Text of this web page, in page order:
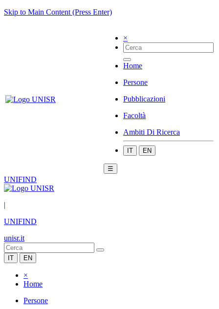
Skip to Main Content (Press Enter)
×
Home
Persone
Pubblicazioni
Facoltà
Ambiti Di Ricerca
IT EN
☰
UNIFIND
|
UNIFIND
unisr.it
IT EN
×
Home
Persone